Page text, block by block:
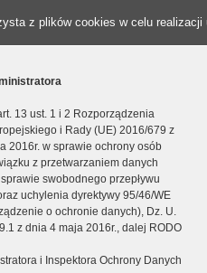
z plików cookies w celu realizacji
13 ust. 1 i 2 Rozporządzenia
i Rady (UE) 2016/679 z
2016r. w sprawie ochrony osób
z przetwarzaniem danych
swobodnego przepływu
uchylenia dyrektywy 95/46/WE
o ochronie danych), Dz. U.
z dnia 4 maja 2016r., dalej RODO
i Inspektora Ochrony Danych